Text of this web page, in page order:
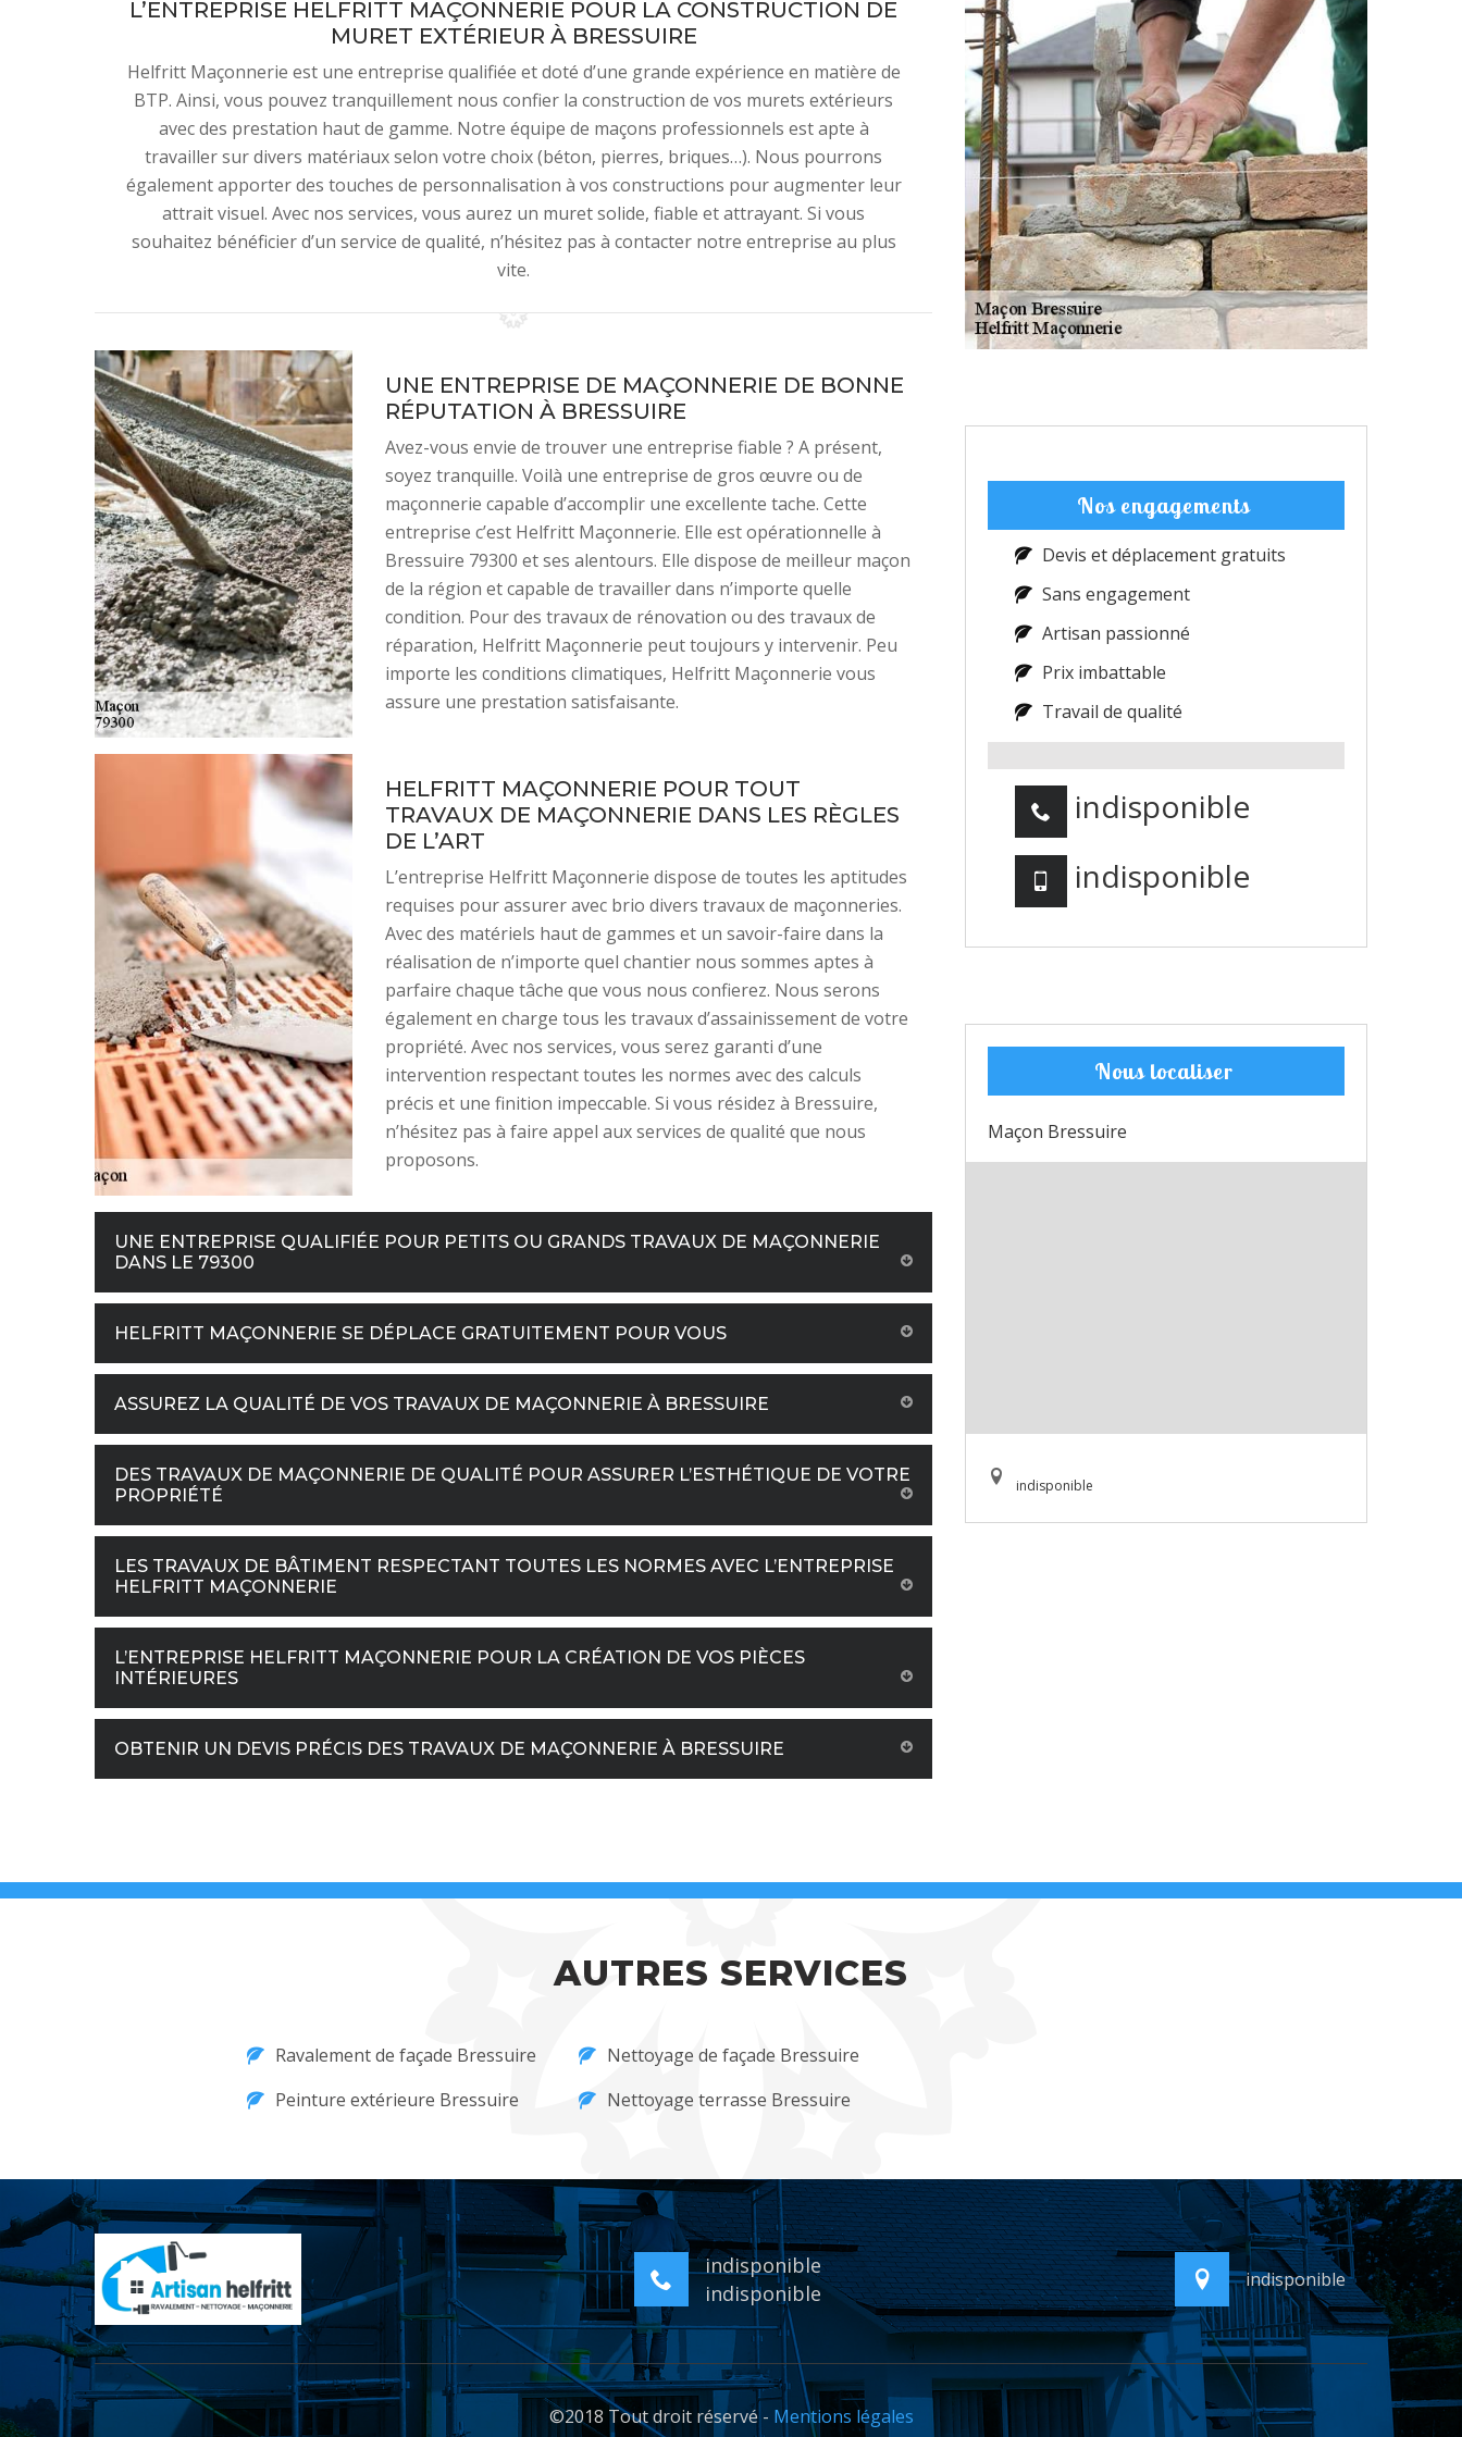
L’ENTREPRISE HELFRITT MAÇONNERIE POUR LA CONSTRUCTION DE
MURET EXTÉRIEUR À BRESSUIRE
Helfritt Maçonnerie est une entreprise qualifiée et doté d’une grande expérience en matière de
BTP. Ainsi, vous pouvez tranquillement nous confier la construction de vos murets extérieurs
avec des prestation haut de gamme. Notre équipe de maçons professionnels est apte à
travailler sur divers matériaux selon votre choix (béton, pierres, briques…). Nous pourrons
également apporter des touches de personnalisation à vos constructions pour augmenter leur
attrait visuel. Avec nos services, vous aurez un muret solide, fiable et attrayant. Si vous
souhaitez bénéficier d’un service de qualité, n’hésitez pas à contacter notre entreprise au plus
vite.
UNE ENTREPRISE DE MAÇONNERIE DE BONNE
RÉPUTATION À BRESSUIRE
Avez-vous envie de trouver une entreprise fiable ? A présent,
soyez tranquille. Voilà une entreprise de gros œuvre ou de
maçonnerie capable d’accomplir une excellente tache. Cette
entreprise c’est Helfritt Maçonnerie. Elle est opérationnelle à
Bressuire 79300 et ses alentours. Elle dispose de meilleur maçon
de la région et capable de travailler dans n’importe quelle
condition. Pour des travaux de rénovation ou des travaux de
réparation, Helfritt Maçonnerie peut toujours y intervenir. Peu
importe les conditions climatiques, Helfritt Maçonnerie vous
assure une prestation satisfaisante.
HELFRITT MAÇONNERIE POUR TOUT
TRAVAUX DE MAÇONNERIE DANS LES RÈGLES
DE L’ART
L’entreprise Helfritt Maçonnerie dispose de toutes les aptitudes
requises pour assurer avec brio divers travaux de maçonneries.
Avec des matériels haut de gammes et un savoir-faire dans la
réalisation de n’importe quel chantier nous sommes aptes à
parfaire chaque tâche que vous nous confierez. Nous serons
également en charge tous les travaux d’assainissement de votre
propriété. Avec nos services, vous serez garanti d’une
intervention respectant toutes les normes avec des calculs
précis et une finition impeccable. Si vous résidez à Bressuire,
n’hésitez pas à faire appel aux services de qualité que nous
proposons.
UNE ENTREPRISE QUALIFIÉE POUR PETITS OU GRANDS TRAVAUX DE MAÇONNERIE
DANS LE 79300
HELFRITT MAÇONNERIE SE DÉPLACE GRATUITEMENT POUR VOUS
ASSUREZ LA QUALITÉ DE VOS TRAVAUX DE MAÇONNERIE À BRESSUIRE
DES TRAVAUX DE MAÇONNERIE DE QUALITÉ POUR ASSURER L’ESTHÉTIQUE DE VOTRE
PROPRIÉTÉ
LES TRAVAUX DE BÂTIMENT RESPECTANT TOUTES LES NORMES AVEC L’ENTREPRISE
HELFRITT MAÇONNERIE
L’ENTREPRISE HELFRITT MAÇONNERIE POUR LA CRÉATION DE VOS PIÈCES
INTÉRIEURES
OBTENIR UN DEVIS PRÉCIS DES TRAVAUX DE MAÇONNERIE À BRESSUIRE
Nos engagements
Devis et déplacement gratuits
Sans engagement
Artisan passionné
Prix imbattable
Travail de qualité
indisponible
indisponible
Nous localiser
Maçon Bressuire
indisponible
AUTRES SERVICES
Ravalement de façade Bressuire
Peinture extérieure Bressuire
Nettoyage de façade Bressuire
Nettoyage terrasse Bressuire
indisponible
indisponible
indisponible
©2018 Tout droit réservé - Mentions légales